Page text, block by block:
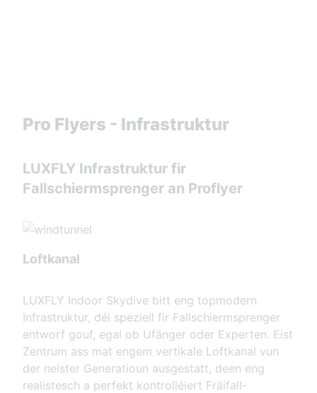
Pro Flyers - Infrastruktur
LUXFLY Infrastruktur fir
Fallschiermsprenger an Proflyer
Loftkanal
LUXFLY Indoor Skydive bitt eng topmodern
Infrastruktur, déi speziell fir Fallschiermsprenger
entworf gouf, egal ob Ufänger oder Experten. Eist
Zentrum ass mat engem vertikale Loftkanal vun
der neister Generatioun ausgestatt, deen eng
realistesch a perfekt kontrolléiert Fräifall-